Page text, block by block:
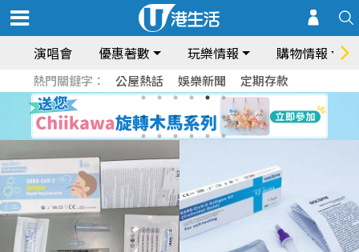
演唱會 優惠著數 玩樂情報 購物情報
熱門關鍵字： 公屋熱話 娛樂新聞 定期存款